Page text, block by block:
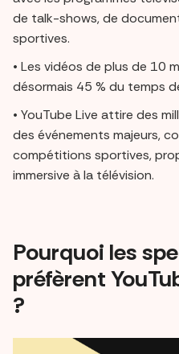
de talk-shows, de
sportives.
• Les vidéos de plus de 10
désormais 45 % du temps
• YouTube Live attire des
des événements majeurs,
compétitions sportives,
immersive à la télévision.
Pourquoi les
préfèrent
?